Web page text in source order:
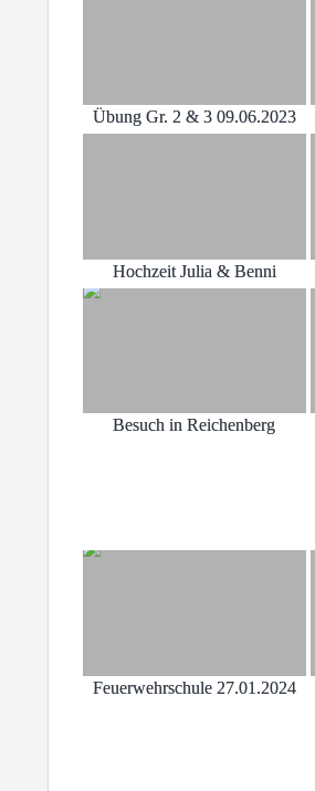
Übung Gr. 2 & 3 09.06.2023
Hochzeit Julia & Benni
Besuch in Reichenberg
Feuerwehrschule 27.01.2024